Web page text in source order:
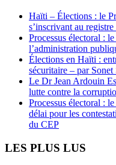
Haïti – Élections : le
s’inscrivant au
Processus électoral :
l’administration
Élections en Haïti :
sécuritaire – par
Le Dr Jean Ardouin
lutte contre la
Processus électoral :
délai pour les
du CEP
LES PLUS LUS